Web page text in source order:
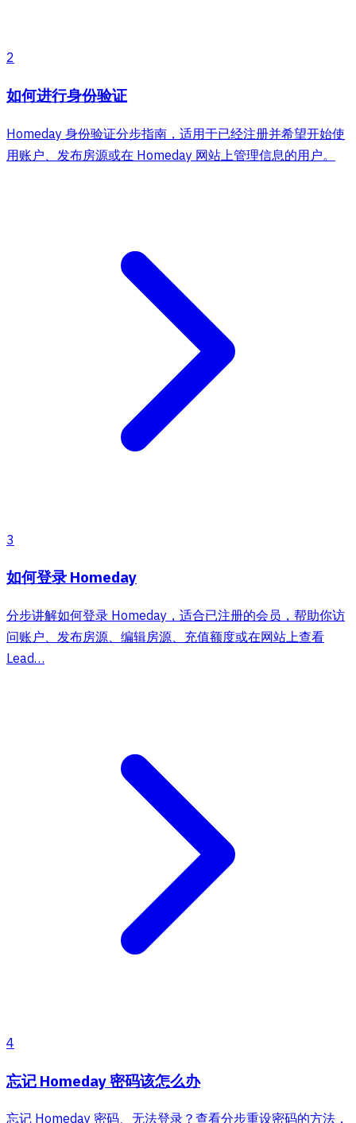
2
如何进行身份验证
Homeday 身份验证分步指南，适用于已经注册并希望开始使
用账户、发布房源或在 Homeday 网站上管理信息的用户。
3
如何登录 Homeday
分步讲解如何登录 Homeday，适合已注册的会员，帮助你访
问账户、发布房源、编辑房源、充值额度或在网站上查看
Lead…
4
忘记 Homeday 密码该怎么办